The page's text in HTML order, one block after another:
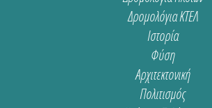
Δρομολόγια ΚΤΕΛ
Ιστορία
Φύση
Αρχιτεκτονική
Πολιτισμός